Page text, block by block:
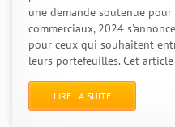
une demande soutenue
commerciaux, 2024
pour ceux qui souhaitent
leurs portefeuilles. Cet
LIRE LA SUITE